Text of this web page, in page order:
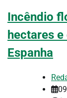
Incêndio
hectares
Espanha